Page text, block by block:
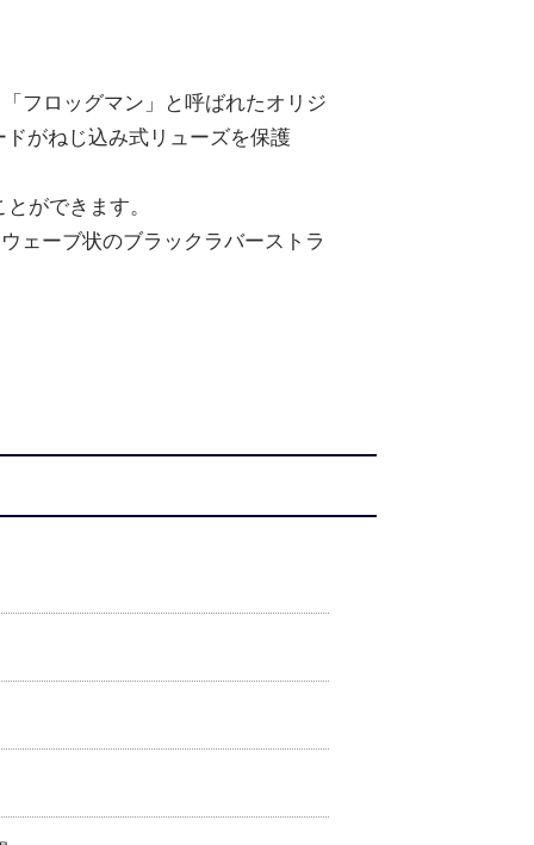
フロッグマン」と呼ばれたオリジ
がねじ込み式リューズを保護
ができます。
ェーブ状のブラックラバーストラ